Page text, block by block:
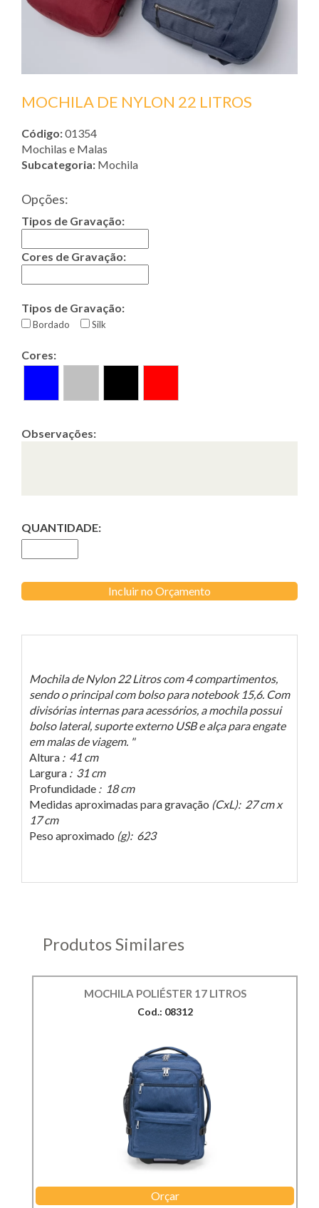
MOCHILA DE NYLON 22 LITROS
Código:01354
Mochilas e Malas
Subcategoria: Mochila
Opções:
Tipos de Gravação:
Cores de Gravação:
Tipos de Gravação:
Bordado Silk
Cores:
Observações:
QUANTIDADE:
Incluir no Orçamento
Mochila de Nylon 22 Litros com 4 compartimentos,
sendo o principal com bolso para notebook 15,6. Com
divisórias internas para acessórios, a mochila possui
bolso lateral, suporte externo USB e alça para engate
em malas de viagem. "
Altura : 41 cm
Largura : 31 cm
Profundidade : 18 cm
Medidas aproximadas para gravação (CxL): 27 cm x
17 cm
Peso aproximado (g): 623
Produtos Similares
MOCHILA POLIÉSTER 17 LITROS
Cod.: 08312
Orçar